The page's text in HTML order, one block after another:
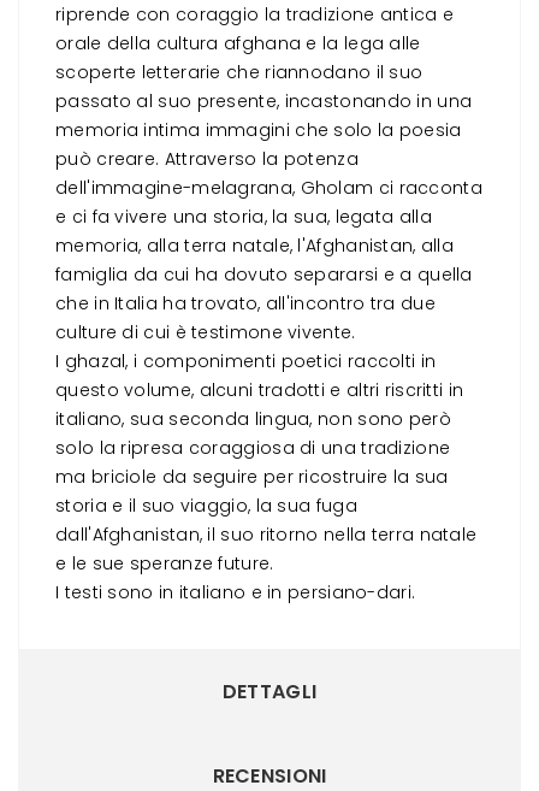
riprende con coraggio la tradizione antica e
orale della cultura afghana e la lega alle
scoperte letterarie che riannodano il suo
passato al suo presente, incastonando in una
memoria intima immagini che solo la poesia
può creare. Attraverso la potenza
dell'immagine-melagrana, Gholam ci racconta
e ci fa vivere una storia, la sua, legata alla
memoria, alla terra natale, l'Afghanistan, alla
famiglia da cui ha dovuto separarsi e a quella
che in Italia ha trovato, all'incontro tra due
culture di cui è testimone vivente.
I ghazal, i componimenti poetici raccolti in
questo volume, alcuni tradotti e altri riscritti in
italiano, sua seconda lingua, non sono però
solo la ripresa coraggiosa di una tradizione
ma briciole da seguire per ricostruire la sua
storia e il suo viaggio, la sua fuga
dall'Afghanistan, il suo ritorno nella terra natale
e le sue speranze future.
I testi sono in italiano e in persiano-dari.
DETTAGLI
RECENSIONI